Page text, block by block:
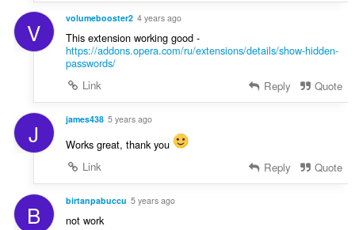
V volumebooster2 4 years ago
This extension working good -
https://addons.opera.com/ru/extensions/details/show-hidden-
passwords/
Link
Reply Quote
J james438 5 years ago
Works great, thank you
Link
Reply Quote
B birtanpabuccu 5 years ago
not work